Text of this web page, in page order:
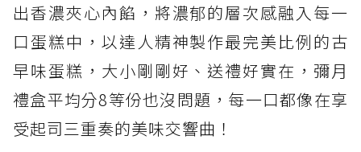
出香濃夾心內餡，將濃郁的層次感融入每一
口蛋糕中，以達人精神製作最完美比例的古
早味蛋糕，大小剛剛好、送禮好實在，彌月
禮盒平均分8等份也沒問題，每一口都像在享
受起司三重奏的美味交響曲！